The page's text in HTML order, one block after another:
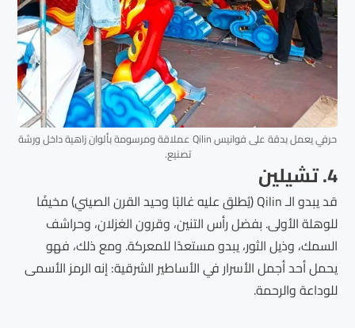
حرفي يعمل بدقة على فوانيس Qilin عملاقة ومرسومة بألوان زاهية داخل ورشة
تصنيع.
4. تشيلين
قد يبدو الـ Qilin (يُطلق عليه غالبًا وحيد القرن الصيني) مخيفًا
للوهلة الأولى. بفضل رأس التنين، وقرون الغزلان، وحراشف
السمك، وذيل الثور، يبدو مستعدًا للمعركة. ومع ذلك، فهو
يحمل أحد أجمل الأسرار في الأساطير الشرقية: إنه الرمز الأسمى
للوداعة والرحمة.